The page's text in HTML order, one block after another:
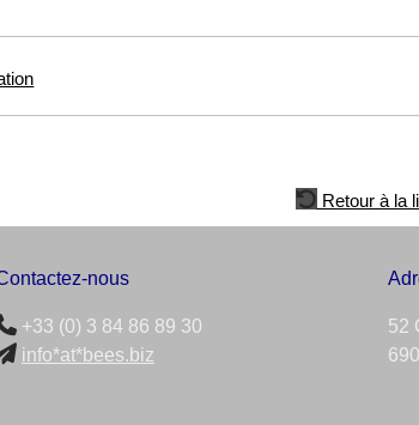
Retour à la
nous
+33 (0) 3 84 86 89 30
info*at*bees.biz
52